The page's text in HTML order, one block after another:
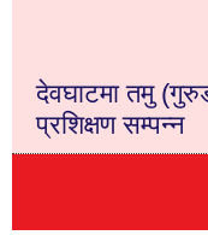
देवघाटमा तमु
प्रशिक्षण सम्पन्न